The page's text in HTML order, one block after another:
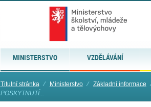
MINISTERSTVO VZDĚLÁVÁNÍ
Titulní stránka ⁄ Ministerstvo ⁄ Základní informace
POSKYTNUTÍ...